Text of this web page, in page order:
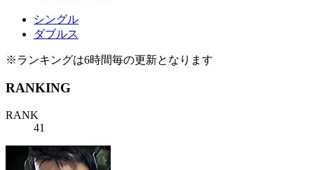
シングル
ダブルス
※ランキングは6時間毎の更新となります
RANKING
RANK
41